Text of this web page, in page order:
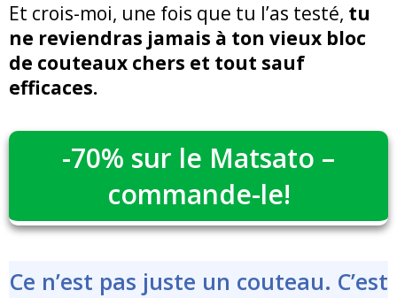
Et crois-moi, une fois que tu l’as testé, tu
ne reviendras jamais à ton vieux bloc
de couteaux chers et tout sauf
efficaces.
-70% sur le Matsato –
commande-le!
Ce n’est pas juste un couteau. C’est